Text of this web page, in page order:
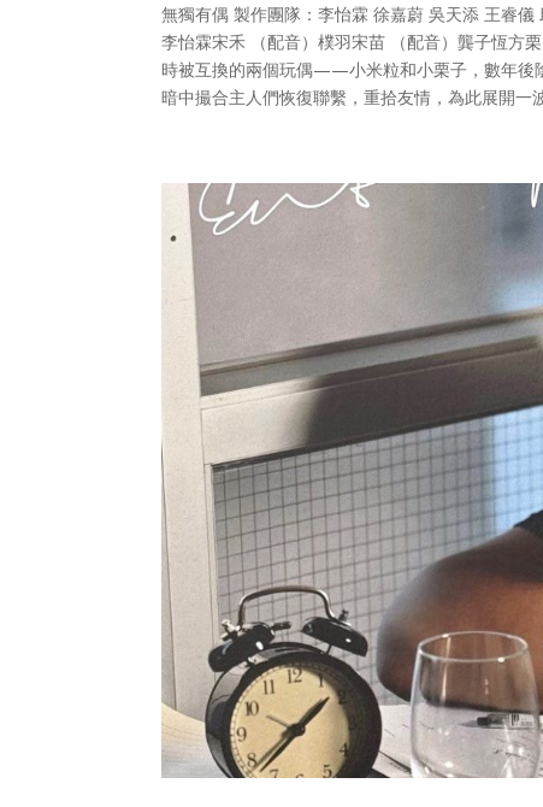
無獨有偶 製作團隊：李怡霖 徐嘉蔚 吳天添 王睿
李怡霖宋禾 （配音）樸羽宋苗 （配音）龔子恆方
時被互換的兩個玩偶——小米粒和小栗子，數年後
暗中撮合主人們恢復聯繫，重拾友情，為此展開